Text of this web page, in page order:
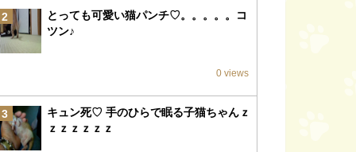
2
とっても可愛い猫パンチ♡。。。。。コ
ツン♪
0 views
3
キュン死♡ 手のひらで眠る子猫ちゃんｚ
ｚｚｚｚｚｚ